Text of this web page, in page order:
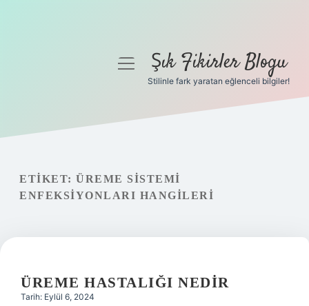
Gizlilik Politikası
Hakkımızda
menüyüŞık Fikirler Blogu
Stilinle fark yaratan eğlenceli bilgiler!
ETIKET: ÜREME SISTEMI
ENFEKSIYONLARI HANGILERI
ÜREME HASTALIĞI NEDIR
Tarih: Eylül 6, 2024